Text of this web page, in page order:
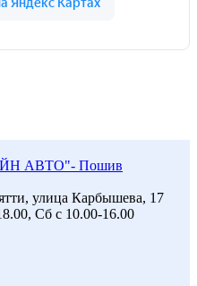
АВТО"- Пошив
улица Карбышева, 17
Сб с 10.00-16.00